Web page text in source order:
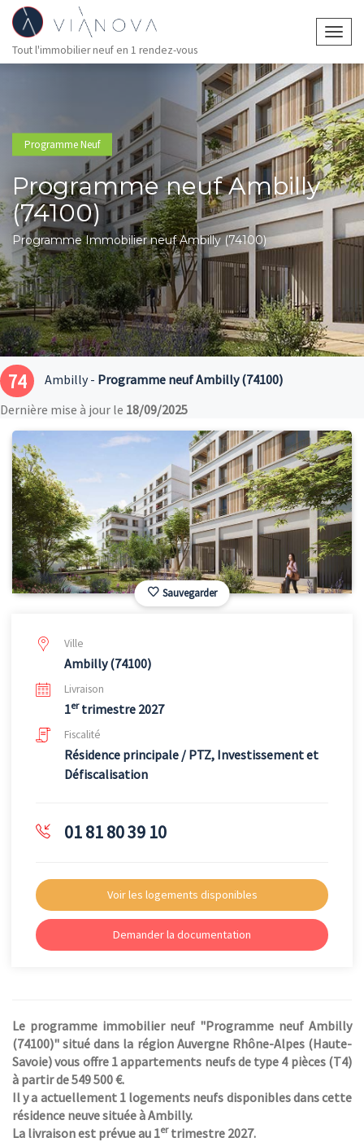
Tout l'immobilier neuf en 1 rendez-vous
Programme Neuf
Programme neuf Ambilly
(74100)
Programme Immobilier neuf Ambilly (74100)
74 Ambilly - Programme neuf Ambilly (74100)
Dernière mise à jour le 18/09/2025
Sauvegarder
Ville
Ambilly (74100)
Livraison
1ertrimestre 2027
Fiscalité
Résidence principale / PTZ, Investissement et
Défiscalisation
01 81 80 39 10
Voir les logements disponibles
Demander la documentation
Le programme immobilier neuf "Programme neuf Ambilly
(74100)" situé dans la région Auvergne Rhône-Alpes (Haute-
Savoie) vous offre 1 appartements neufs de type 4 pièces (T4)
à partir de 549 500 €.
Il y a actuellement 1 logements neufs disponibles dans cette
résidence neuve située à Ambilly.
La livraison est prévue au 1ertrimestre 2027.